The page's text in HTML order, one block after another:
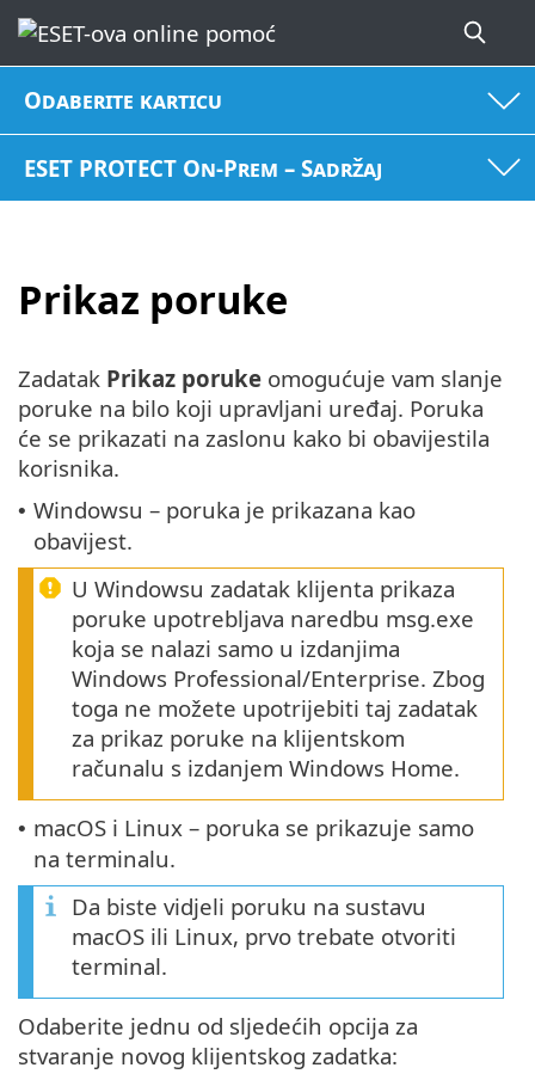
Odaberite karticu
ESET PROTECT On-Prem – Sadržaj
Prikaz poruke
Zadatak Prikaz poruke omogućuje vam slanje
poruke na bilo koji upravljani uređaj. Poruka
će se prikazati na zaslonu kako bi obavijestila
korisnika.
• Windowsu – poruka je prikazana kao
obavijest.
U Windowsu zadatak klijenta prikaza
poruke upotrebljava naredbu msg.exe
koja se nalazi samo u izdanjima
Windows Professional/Enterprise. Zbog
toga ne možete upotrijebiti taj zadatak
za prikaz poruke na klijentskom
računalu s izdanjem Windows Home.
• macOS i Linux – poruka se prikazuje samo
na terminalu.
Da biste vidjeli poruku na sustavu
macOS ili Linux, prvo trebate otvoriti
terminal.
Odaberite jednu od sljedećih opcija za
stvaranje novog klijentskog zadatka: